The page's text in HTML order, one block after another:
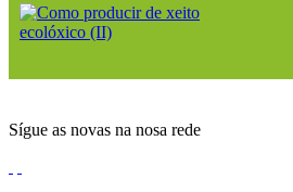
Sígue as novas na nosa rede